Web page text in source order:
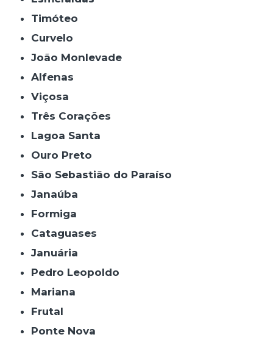
Timóteo
Curvelo
João Monlevade
Alfenas
Viçosa
Três Corações
Lagoa Santa
Ouro Preto
São Sebastião do Paraíso
Janaúba
Formiga
Cataguases
Januária
Pedro Leopoldo
Mariana
Frutal
Ponte Nova